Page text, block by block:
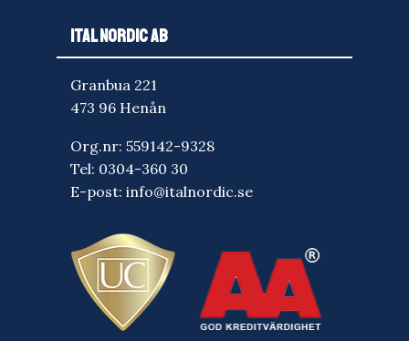
ITAL NORDIC AB
Granbua 221
473 96 Henån
Org.nr: 559142-9328
Tel: 0304-360 30
E-post: info@italnordic.se